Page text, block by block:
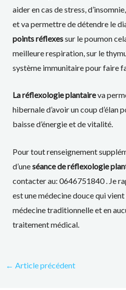
aider en cas de stress,
et va permettre de détendre le
points réflexessur le poumon
meilleure respiration, sur le
système immunitaire pour faire
La réflexologie plantaireva
hibernale d’avoir un coup d’élan
baisse d’énergie et de vitalité.
Pour tout renseignement
d’uneséance de réflexologie
contacter au: 0646751840 . Je
est une médecine douce qui
médecine traditionnelle et en
traitement médical.
← Article précédent